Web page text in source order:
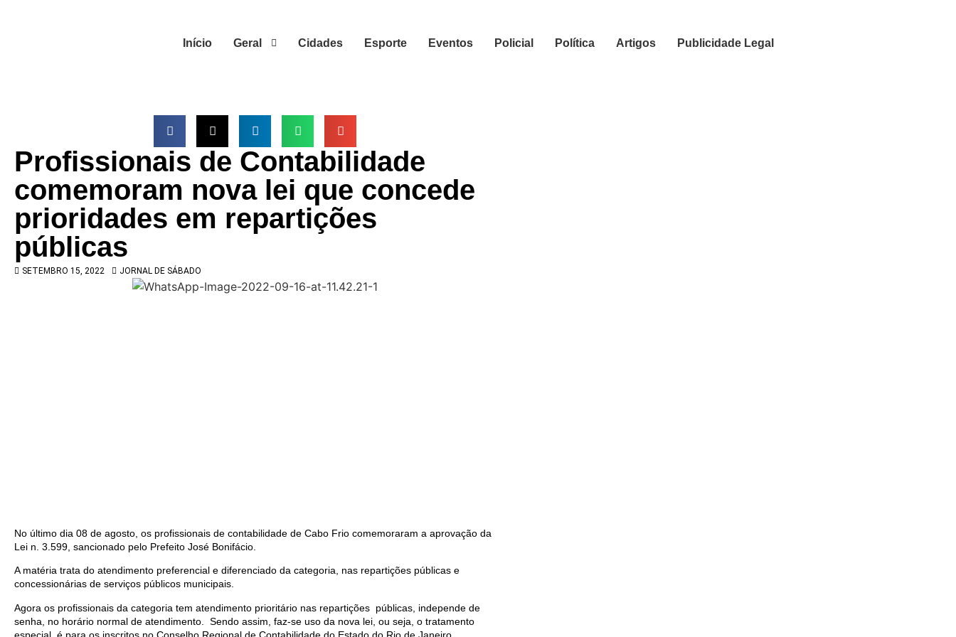
Início Geral Cidades Esporte Eventos Policial Política Artigos Publicidade Legal
Profissionais de Contabilidade
comemoram nova lei que concede
prioridades em repartições
públicas
SETEMBRO 15, 2022 JORNAL DE SÁBADO
No último dia 08 de agosto, os profissionais de contabilidade de Cabo Frio comemoraram a aprovação da
Lei n. 3.599, sancionado pelo Prefeito José Bonifácio.
A matéria trata do atendimento preferencial e diferenciado da categoria, nas repartições públicas e
concessionárias de serviços públicos municipais.
Agora os profissionais da categoria tem atendimento prioritário nas repartições públicas, independe de
senha, no horário normal de atendimento. Sendo assim, faz-se uso da nova lei, ou seja, o tratamento
especial, é para os inscritos no Conselho Regional de Contabilidade do Estado do Rio de Janeiro.